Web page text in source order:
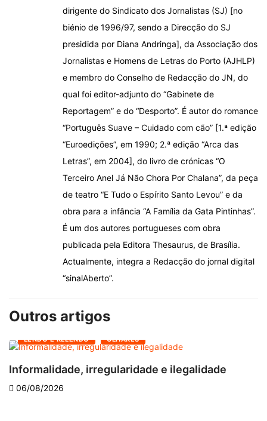
dirigente do Sindicato dos Jornalistas (SJ) [no
biénio de 1996/97, sendo a Direcção do SJ
presidida por Diana Andringa], da Associação dos
Jornalistas e Homens de Letras do Porto (AJHLP)
e membro do Conselho de Redacção do JN, do
qual foi editor-adjunto do “Gabinete de
Reportagem” e do “Desporto”. É autor do romance
“Português Suave – Cuidado com cão” [1.ª edição
“Euroedições”, em 1990; 2.ª edição “Arca das
Letras”, em 2004], do livro de crónicas “O
Terceiro Anel Já Não Chora Por Chalana”, da peça
de teatro “E Tudo o Espírito Santo Levou” e da
obra para a infância “A Família da Gata Pintinhas”.
É um dos autores portugueses com obra
publicada pela Editora Thesaurus, de Brasília.
Actualmente, integra a Redacção do jornal digital
“sinalAberto”.
Outros artigos
LENDO E RELENDO OLHARES
Informalidade, irregularidade e ilegalidade
06/08/2026